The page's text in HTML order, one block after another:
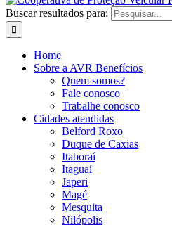
Buscar resultados para:
Home
Sobre a AVR Benefícios
Quem somos?
Fale conosco
Trabalhe conosco
Cidades atendidas
Belford Roxo
Duque de Caxias
Itaboraí
Itaguaí
Japeri
Magé
Mesquita
Nilópolis